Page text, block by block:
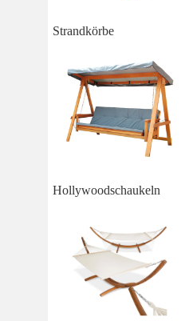
Strandkörbe
Hollywoodschaukeln